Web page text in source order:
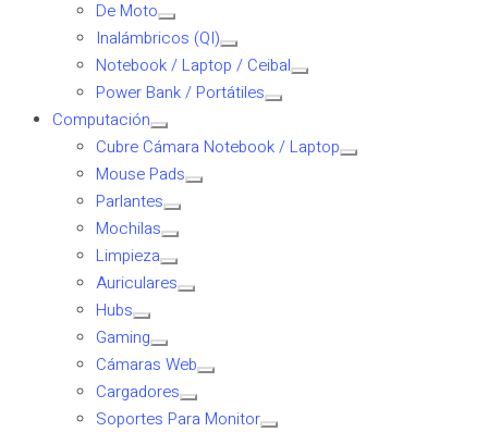
De Moto
Inalámbricos (QI)
Notebook / Laptop / Ceibal
Power Bank / Portátiles
Computación
Cubre Cámara Notebook / Laptop
Mouse Pads
Parlantes
Mochilas
Limpieza
Auriculares
Hubs
Gaming
Cámaras Web
Cargadores
Soportes Para Monitor